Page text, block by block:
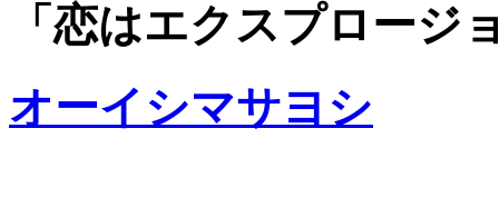
「恋はエクスプロージ
オーイシマサヨシ